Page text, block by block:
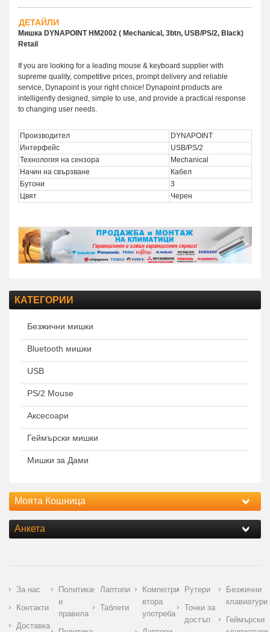
ДЕТАЙЛИ
Мишка DYNAPOINT HM2002 ( Mechanical, 3btn, USB/PS/2, Black)
Retail
If you are looking for a leading mouse & keyboard supplier with
supreme quality, competitive prices, prompt delivery and reliable
service, Dynapoint is your right choice! Dynapoint products are
intelligently designed, simple to use, and provide a practical response
to changing user needs.
Производител
DYNAPOINT
Интерфейс
USB/PS/2
Технология на сензора
Mechanical
Начин на свързване
Кабел
Бутони
3
Цвят
Черен
КАТЕГОРИИ
Безжични мишки
Bluetooth мишки
USB
PS/2 Mouse
Аксесоари
Геймърски мишки
Мишки за Дами
Моята Кошница
Анкета
За нас
Контакти
Доставка
Политика
и
правила
Лаптопи
Таблети
Компютри
втора
употреба
Рутери
Точки за
достъп
Безжични
клавиатури
Геймърски